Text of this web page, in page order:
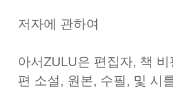
저자에 관하여
아서ZULU은 편집자, 책
편 소설, 원본, 수필, 및 시